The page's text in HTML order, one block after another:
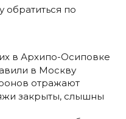
обратиться по
в Архипо-Осиповке
в Москву
отражают
закрыты, слышны